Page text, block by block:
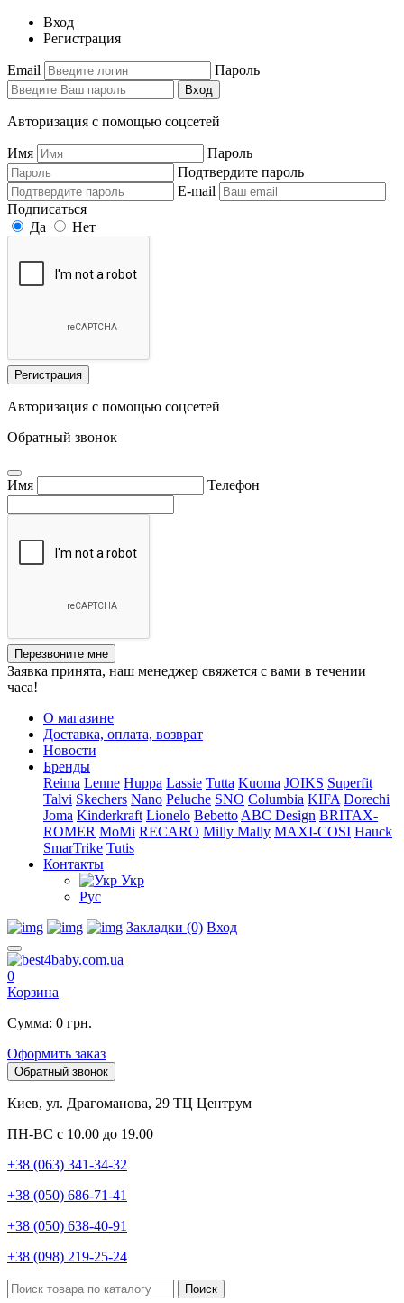
Вход
Регистрация
Email Пароль
Вход
Авторизация с помощью соцсетей
Имя
Пароль
Подтвердите пароль
E-mail
Подписаться
Да
Нет
Регистрация
Авторизация с помощью соцсетей
Обратный звонок
Имя Телефон
Перезвоните мне
Заявка принята, наш менеджер свяжется с вами в течении
часа!
О магазине
Доставка, оплата, возврат
Новости
Бренды
Reima Lenne Huppa Lassie Tutta Kuoma JOIKS Superfit
Talvi Skechers Nano Peluche SNO Columbia KIFA Dorechi
Joma Kinderkraft Lionelo Bebetto ABC Design BRITAX-
ROMER MoMi RECARO Milly Mally MAXI-COSI Hauck
SmarTrike Tutis
Контакты
Укр
Рус
Закладки (0) Вход
0
Корзина
Сумма: 0 грн.
Оформить заказ
Обратный звонок
Киев, ул. Драгоманова, 29 ТЦ Центрум
ПН-ВС с 10.00 до 19.00
+38 (063) 341-34-32
+38 (050) 686-71-41
+38 (050) 638-40-91
+38 (098) 219-25-24
Поиск